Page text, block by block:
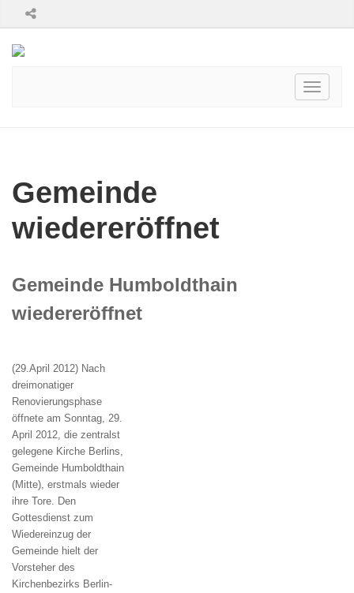
Toggle
Gemeinde
wiedereröffnet
Gemeinde Humboldthain
wiedereröffnet
(29.April 2012) Nach
dreimonatiger
Renovierungsphase
öffnete am Sonntag, 29.
April 2012, die zentralst
gelegene Kirche Berlins,
Gemeinde Humboldthain
(Mitte), erstmals wieder
ihre Tore. Den
Gottesdienst zum
Wiedereinzug der
Gemeinde hielt der
Vorsteher des
Kirchenbezirks Berlin-